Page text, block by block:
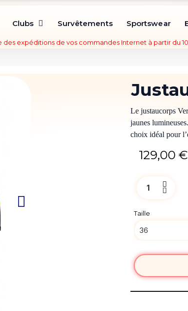
Clubs Survêtements Sportswear
des expéditions de vos commandes Internet à partir du
Le justaucorps
jaunes
choix idéal pour
129,00 €
Taille